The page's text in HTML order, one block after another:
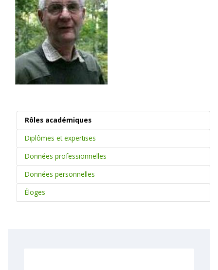
Rôles académiques
Diplômes et expertises
Données professionnelles
Données personnelles
Éloges